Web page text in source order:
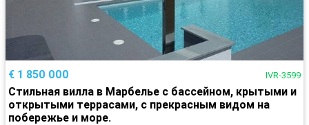
€ 1 850 000 IVR-3599
Стильная вилла в Марбелье с бассейном, крытыми и
открытыми террасами, с прекрасным видом на
побережье и море.